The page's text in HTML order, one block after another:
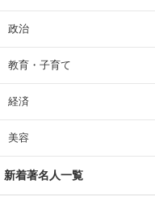
政治
教育・子育て
経済
美容
新着著名人一覧